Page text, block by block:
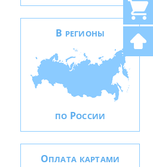
В РЕГИОНЫ
ПО РОССИИ
ОПЛАТА КАРТАМИ